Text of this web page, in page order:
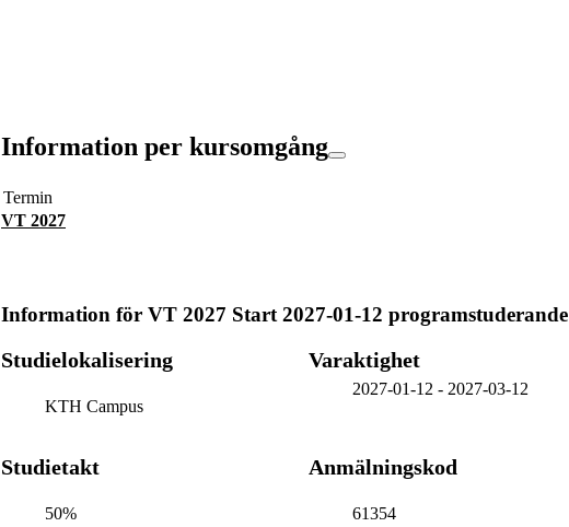
Information per kursomgång
Termin
VT 2027
Information för VT 2027 Start 2027-01-12 programstuderande
Studielokalisering
KTH Campus
Varaktighet
2027-01-12 - 2027-03-12
Studietakt
50%
Anmälningskod
61354